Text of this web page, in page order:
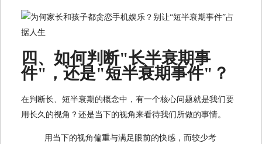
四、如何判断"长半衰期事
件"，还是"短半衰期事件"？
在判断长、短半衰期的概念中，有一个核心问题就是我们要
用长久的视角？还是当下的视角来看待我们所做的事情。
用当下的视角偏重与满足眼前的快感，而较少考